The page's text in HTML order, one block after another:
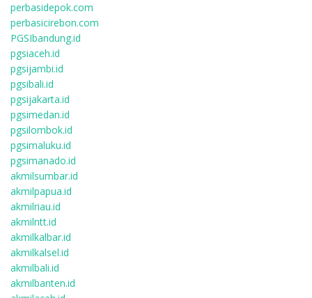
perbasidepok.com
perbasicirebon.com
PGSIbandung.id
pgsiaceh.id
pgsijambi.id
pgsibali.id
pgsijakarta.id
pgsimedan.id
pgsilombok.id
pgsimaluku.id
pgsimanado.id
akmilsumbar.id
akmilpapua.id
akmilriau.id
akmilntt.id
akmilkalbar.id
akmilkalsel.id
akmilbali.id
akmilbanten.id